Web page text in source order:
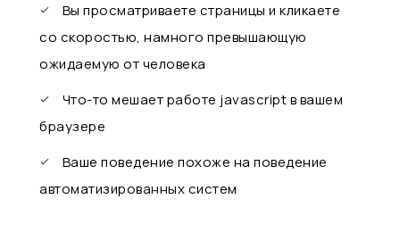
Вы просматриваете страницы и кликаете
со скоростью, намного превышающую
ожидаемую от человека
Что-то мешает работе javascript в вашем
браузере
Ваше поведение похоже на поведение
автоматизированных систем